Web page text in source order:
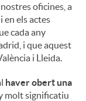
oficines, a
en els actes
cada any
i que aquest
i Lleida.
haver obert una
molt significatiu